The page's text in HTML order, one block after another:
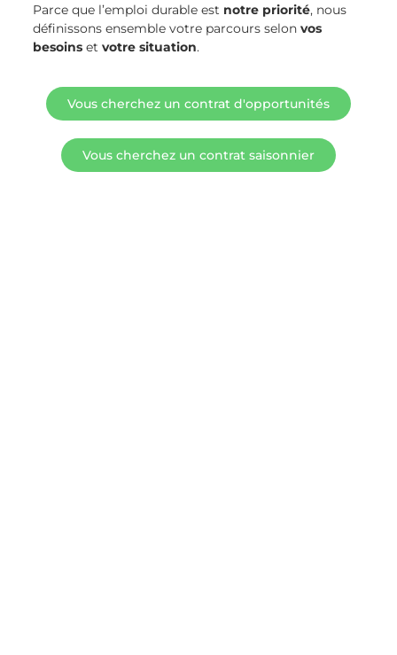
Parce que l’emploi durable est notre priorité, nous
définissons ensemble votre parcours selon vos
besoinset votre situation.
Vous cherchez un contrat d'opportunités
Vous cherchez un contrat saisonnier